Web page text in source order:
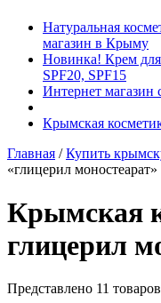
Натуральная
магазин в Крыму
Новинка! Крем для/
SPF20, SPF15
Интернет магазин
Крымская
Главная /Купить
«глицерил моностеарат»
Крымская
глицерил
Представлено 11 товаров